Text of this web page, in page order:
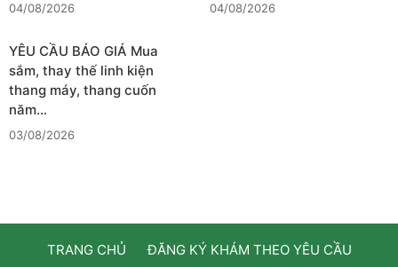
04/08/2026 04/08/2026
YÊU CẦU BÁO GIÁ Mua
sắm, thay thế linh kiện
thang máy, thang cuốn
năm…
03/08/2026
TRANG CHỦ
ĐĂNG KÝ KHÁM THEO YÊU CẦU